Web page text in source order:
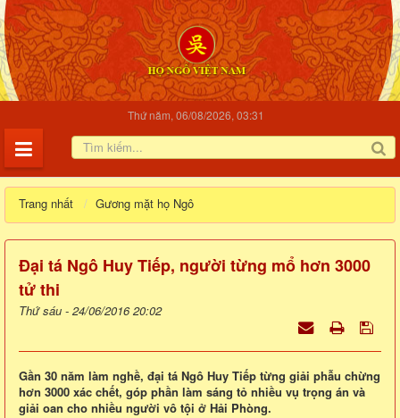
Thứ năm, 06/08/2026, 03:31
Trang nhất Gương mặt họ Ngô
Đại tá Ngô Huy Tiếp, người từng mổ hơn 3000
tử thi
Thứ sáu - 24/06/2016 20:02
Gần 30 năm làm nghề, đại tá Ngô Huy Tiếp từng giải phẫu chừng
hơn 3000 xác chết, góp phần làm sáng tỏ nhiều vụ trọng án và
giải oan cho nhiều người vô tội ở Hải Phòng.